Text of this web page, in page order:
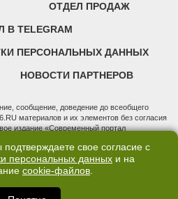
ОТДЕЛ ПРОДАЖ
В TELEGRAM
ПЕРСОНАЛЬНЫХ ДАННЫХ
НОВОСТИ ПАРТНЕРОВ
сообщение, доведение до всеобщего
материалов и их элементов без согласия
издание «Современный портал
технологий и массовых коммуникаций
номер ЭЛ № ФС 77 - 76634 от 02.09.2019
ответственностью "66.ру". Юридический
и отдела продаж: 620014, Свердловская
свое согласие с
персональных данных и на
cookie-файлов.